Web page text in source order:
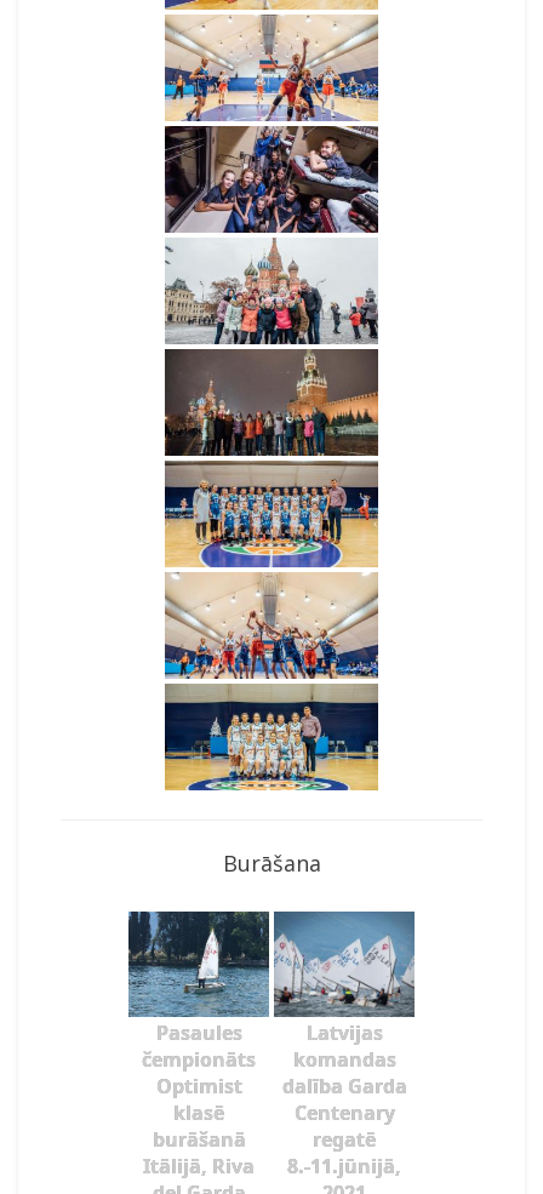
Burāšana
Pasaules
čempionāts
Optimist
klasē
burāšanā
Itālijā, Riva
Latvijas
komandas
dalība Garda
Centenary
regatē
8.-11.jūnijā,